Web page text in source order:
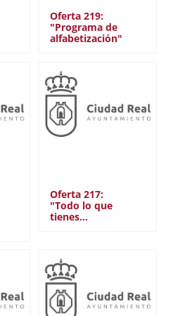
Cerrar filtro
Oferta 219:
"Programa de
alfabetización"
Oferta 217:
"Todo lo que
tienes…